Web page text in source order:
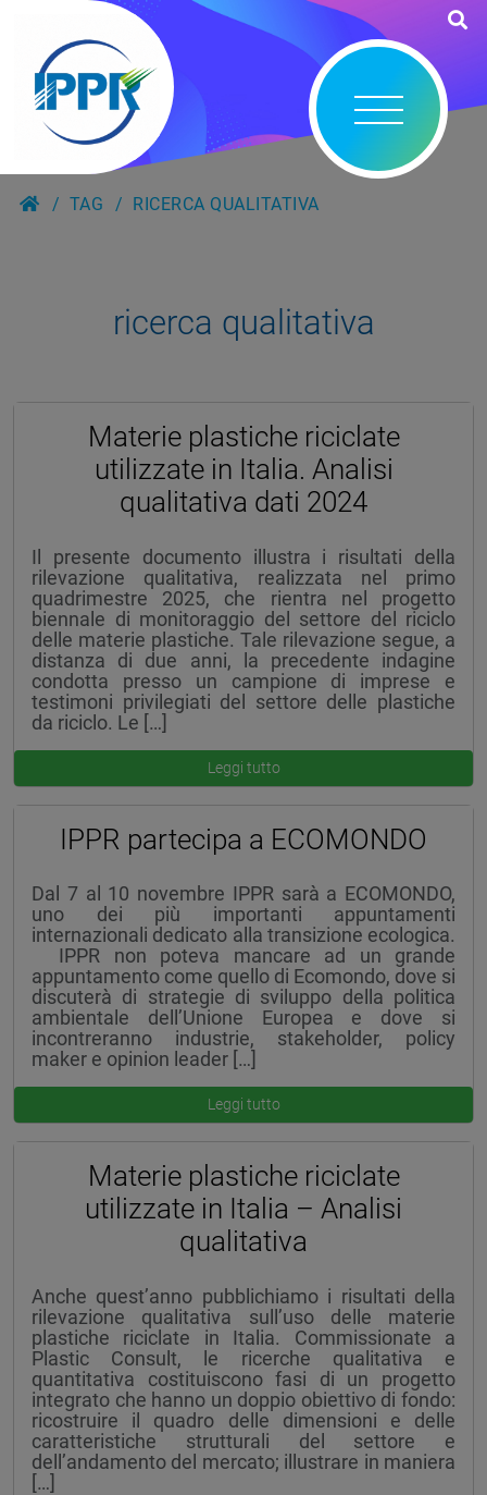
TAG RICERCA QUALITATIVA
ricerca qualitativa
Materie plastiche riciclate
utilizzate in Italia. Analisi
qualitativa dati 2024
Il presente documento illustra i risultati della
rilevazione qualitativa, realizzata nel primo
quadrimestre 2025, che rientra nel progetto
biennale di monitoraggio del settore del riciclo
delle materie plastiche. Tale rilevazione segue, a
distanza di due anni, la precedente indagine
condotta presso un campione di imprese e
testimoni privilegiati del settore delle plastiche
da riciclo. Le […]
Leggi tutto
IPPR partecipa a ECOMONDO
Dal 7 al 10 novembre IPPR sarà a ECOMONDO,
uno dei più importanti appuntamenti
internazionali dedicato alla transizione ecologica.
IPPR non poteva mancare ad un grande
appuntamento come quello di Ecomondo, dove si
discuterà di strategie di sviluppo della politica
ambientale dell’Unione Europea e dove si
incontreranno industrie, stakeholder, policy
maker e opinion leader […]
Leggi tutto
Materie plastiche riciclate
utilizzate in Italia – Analisi
qualitativa
Anche quest’anno pubblichiamo i risultati della
rilevazione qualitativa sull’uso delle materie
plastiche riciclate in Italia. Commissionate a
Plastic Consult, le ricerche qualitativa e
quantitativa costituiscono fasi di un progetto
integrato che hanno un doppio obiettivo di fondo:
ricostruire il quadro delle dimensioni e delle
caratteristiche strutturali del settore e
dell’andamento del mercato; illustrare in maniera
[…]